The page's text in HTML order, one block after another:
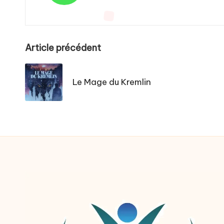
Post
navigation
Article précédent
Le Mage du Kremlin